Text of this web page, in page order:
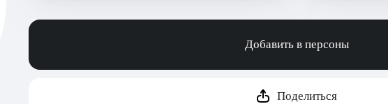
Добавить в персоны
Поделиться